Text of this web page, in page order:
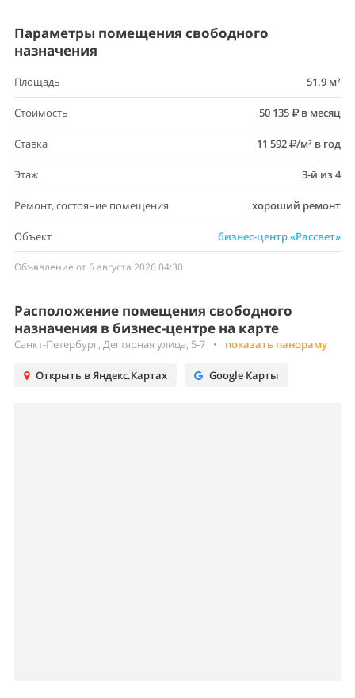
Параметры помещения свободного
назначения
Площадь 51.9 м²
Стоимость 50 135 в месяц
Ставка 11 592 /м² в год
Этаж 3-й из 4
Ремонт, состояние помещения хороший ремонт
Объект бизнес-центр «Рассвет»
Объявление от 6 августа 2026 04:30
Расположение помещения свободного
назначения в бизнес-центре на карте
Санкт-Петербург, Дегтярная улица, 5-7 • показать панораму
Открыть в Яндекс.Картах Google Карты